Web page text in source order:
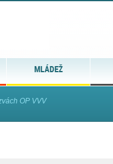
MLÁDEŽ
OP VVV